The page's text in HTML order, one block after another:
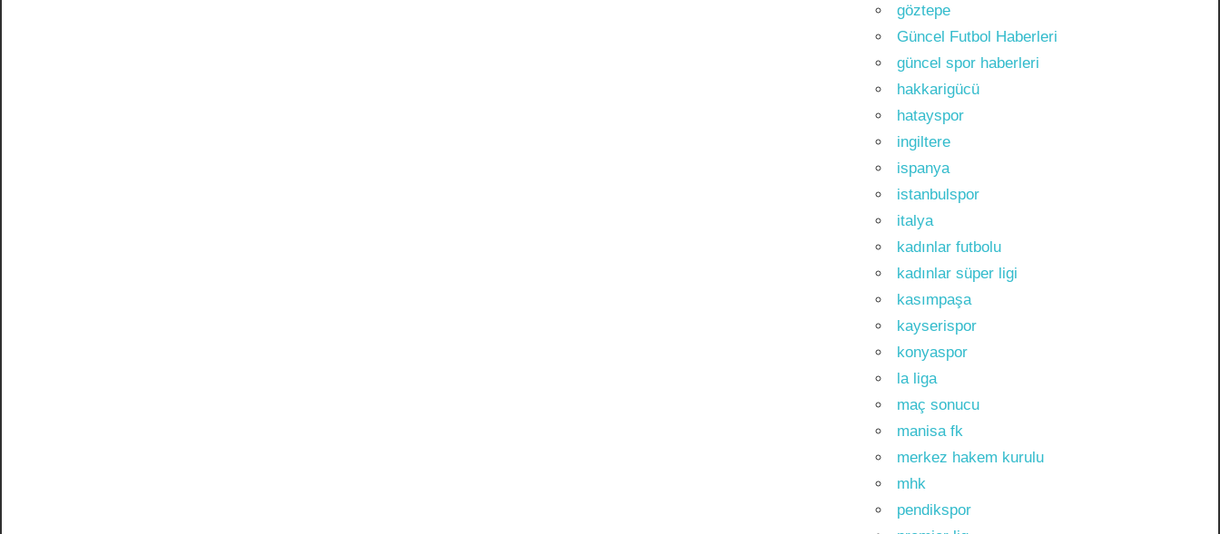
göztepe
Güncel Futbol Haberleri
güncel spor haberleri
hakkarigücü
hatayspor
ingiltere
ispanya
istanbulspor
italya
kadınlar futbolu
kadınlar süper ligi
kasımpaşa
kayserispor
konyaspor
la liga
maç sonucu
manisa fk
merkez hakem kurulu
mhk
pendikspor